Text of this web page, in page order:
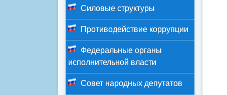
Силовые структуры
Противодействие коррупции
Федеральные органы
исполнительной власти
Совет народных депутатов